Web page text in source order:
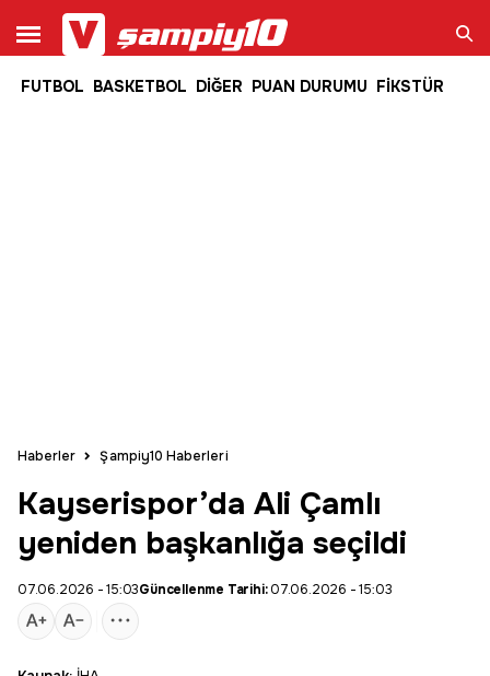
FUTBOL BASKETBOL DİĞER PUAN DURUMU FİKSTÜRAra
Haberler Şampiy10 Haberleri
Kayserispor’da Ali Çamlı
yeniden başkanlığa seçildi
07.06.2026 - 15:03Güncellenme Tarihi:07.06.2026 - 15:03